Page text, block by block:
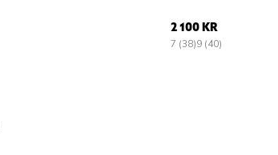
2 100 KR
7 (38)9 (40)